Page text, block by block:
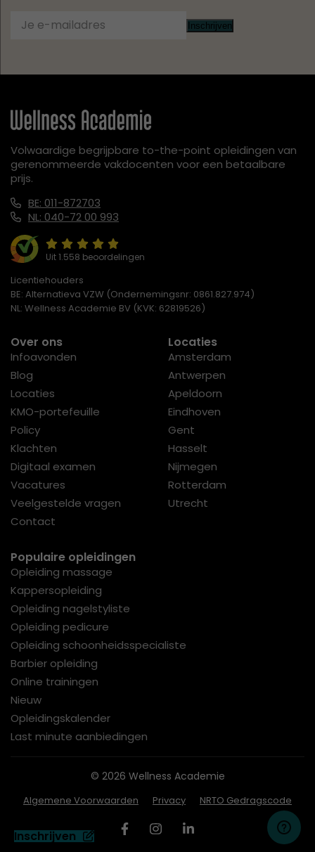
Inschrijven
Inschrijven
Volwaardige begrijpbare to-the-point opleidingen van
gerenommeerde vakdocenten voor een betaalbare
prijs.
BE: 011-872703
NL: 040-72 00 993
Uit 1.558 beoordelingen
Licentiehouders
BE: Alternatieva VZW (Ondernemingsnr: 0861.827.974)
NL: Wellness Academie BV (KVK: 62819526)
Over ons
Infoavonden
Blog
Locaties
KMO-portefeuille
Policy
Klachten
Digitaal examen
Vacatures
Veelgestelde vragen
Contact
Locaties
Amsterdam
Antwerpen
Apeldoorn
Eindhoven
Gent
Hasselt
Nijmegen
Rotterdam
Utrecht
Populaire opleidingen
Opleiding massage
Kappersopleiding
Opleiding nagelstyliste
Opleiding pedicure
Opleiding schoonheidsspecialiste
Barbier opleiding
Online trainingen
Nieuw
Opleidingskalender
Last minute aanbiedingen
© 2026 Wellness Academie
Algemene Voorwaarden Privacy NRTO Gedragscode